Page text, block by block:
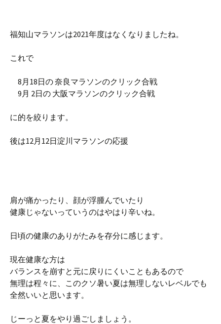
福知山マラソンは2021年度はなくなりましたね。
これで
8月18日の 奈良マラソンのクリック合戦
9月 2日の 大阪マラソンのクリック合戦
に的を絞ります。
後は12月12日淀川マラソンの応援
肩が痛かったり、顔が浮腫んでいたり
健康じゃないっていうのはやはり辛いね。
日頃の健康のありがたみを存分に感じます。
現在健康な方は
バランスを崩すと元に戻りにくいこともあるので
無理は程々に、このクソ暑い夏は無理しないレベルでも
全然いいと思います。
じーっと夏をやり過ごしましょう。